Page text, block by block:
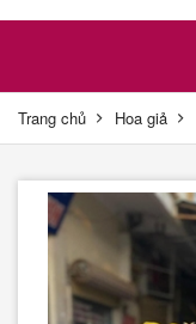
Trang chủ Hoa giả